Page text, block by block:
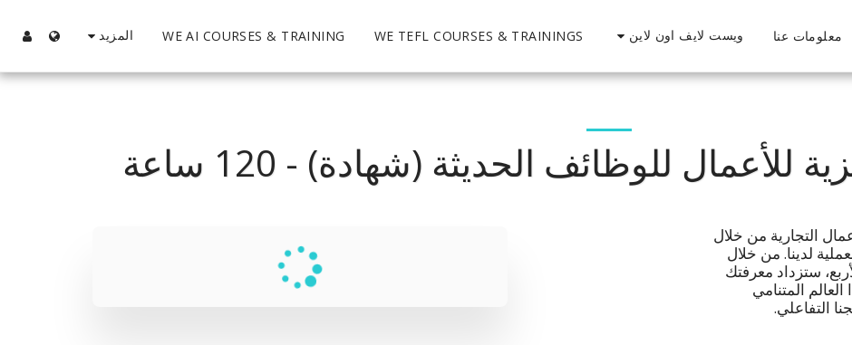
معلومات عنا ويست لايف اون لاين WE TEFL COURSES & TRAININGS
WE AI COURSES & TRAINING المزيد
للأعمال للوظائف الحديثة (شهادة) - 120 ساعة
التفاعلي.